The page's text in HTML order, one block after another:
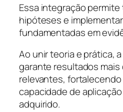
Essa integração
hipóteses e
fundamentadas em
Ao unir teoria e prática,
garante resultados
relevantes,
capacidade de
adquirido.